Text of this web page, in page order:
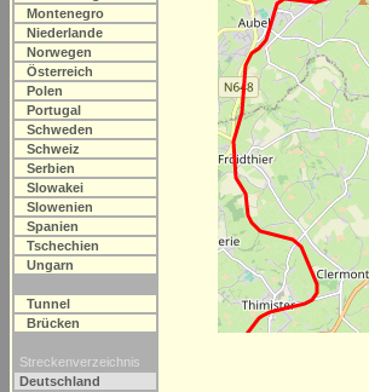
Montenegro
Niederlande
Norwegen
Österreich
Polen
Portugal
Schweden
Schweiz
Serbien
Slowakei
Slowenien
Spanien
Tschechien
Ungarn
Tunnel
Brücken
Streckenverzeichnis
Deutschland